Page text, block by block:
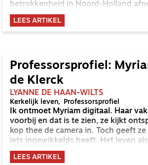
betrokkenheid in Noord-Holland
aantal leden in de eeuwenoude
Alkmaar gestaag. ‘ kan een klein
spelen en dat klinkt thuis voor geen
LEES ARTIKEL
Professorsprofiel:
de Klerck
LYANNE DE HAAN-WILTS
Kerkelijk leven Professorsprofiel
Ik ontmoet Myriam digitaal. Haar
voorbij en dat is te zien, ze kijkt
kop thee de camera in. Toch geeft
iets ingewikkelds heeft. Het leven
gefragmenteerd en kent een
rust die vakantie brengt is elke keer
LEES ARTIKEL